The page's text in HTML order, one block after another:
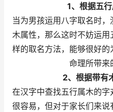
1、根据五
当为男孩运用八字取名时
木属性，那么这时不妨运
样的取名方法，能够很好
命理所带来
2、根据带有
在汉字中查找五行属木的
很容易，但对于家长们来